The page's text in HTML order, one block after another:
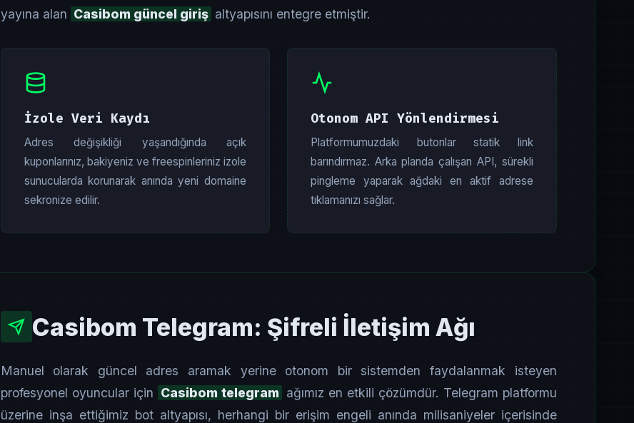
yayına alan Casibom güncel giriş altyapısını entegre etmiştir.
İzole Veri Kaydı
Adres değişikliği yaşandığında açık
kuponlarınız, bakiyeniz ve freespinleriniz izole
sunucularda korunarak anında yeni domaine
sekronize edilir.
Otonom API Yönlendirmesi
Platformumuzdaki butonlar statik link
barındırmaz. Arka planda çalışan API, sürekli
pingleme yaparak ağdaki en aktif adrese
tıklamanızı sağlar.
Casibom Telegram: Şifreli İletişim Ağı
Manuel olarak güncel adres aramak yerine otonom bir sistemden faydalanmak isteyen
profesyonel oyuncular için Casibom telegram ağımız en etkili çözümdür. Telegram platformu
üzerine inşa ettiğimiz bot altyapısı, herhangi bir erişim engeli anında milisaniyeler içerisinde